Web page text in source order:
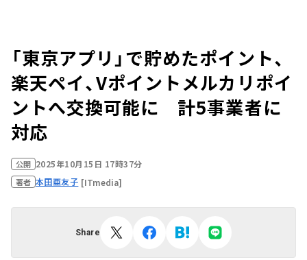
「東京アプリ」で貯めたポイント、
楽天ペイ、Vポイントメルカリポイ
ントへ交換可能に 計5事業者に
対応
公開 2025年10月15日 17時37分
著者 本田亜友子 [ITmedia]
Share